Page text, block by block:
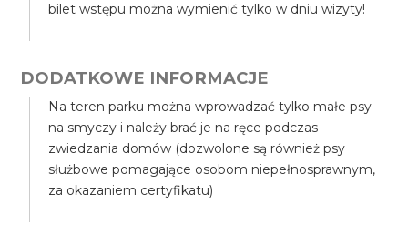
bilet wstępu można wymienić tylko w dniu wizyty!
DODATKOWE INFORMACJE
Na teren parku można wprowadzać tylko małe psy
na smyczy i należy brać je na ręce podczas
zwiedzania domów (dozwolone są również psy
służbowe pomagające osobom niepełnosprawnym,
za okazaniem certyfikatu)